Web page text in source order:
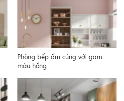
Phòng bếp ấm cúng với gam
màu hồng